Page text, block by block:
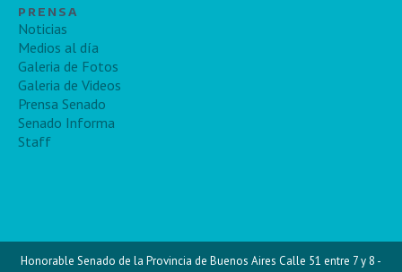
Honorable Senado de la Provincia de Buenos Aires Calle 51 entre 7 y 8 -
PRENSA
Noticias
Medios al día
Galeria de Fotos
Galeria de Videos
Prensa Senado
Senado Informa
Staff